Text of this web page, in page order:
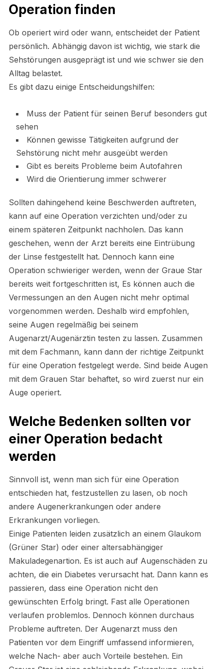
Operation finden
Ob operiert wird oder wann, entscheidet der Patient
persönlich. Abhängig davon ist wichtig, wie stark die
Sehstörungen ausgeprägt ist und wie schwer sie den
Alltag belastet.
Es gibt dazu einige Entscheidungshilfen:
Muss der Patient für seinen Beruf besonders gut
sehen
Können gewisse Tätigkeiten aufgrund der
Sehstörung nicht mehr ausgeübt werden
Gibt es bereits Probleme beim Autofahren
Wird die Orientierung immer schwerer
Sollten dahingehend keine Beschwerden auftreten,
kann auf eine Operation verzichten und/oder zu
einem späteren Zeitpunkt nachholen. Das kann
geschehen, wenn der Arzt bereits eine Eintrübung
der Linse festgestellt hat. Dennoch kann eine
Operation schwieriger werden, wenn der Graue Star
bereits weit fortgeschritten ist, Es können auch die
Vermessungen an den Augen nicht mehr optimal
vorgenommen werden. Deshalb wird empfohlen,
seine Augen regelmäßig bei seinem
Augenarzt/Augenärztin testen zu lassen. Zusammen
mit dem Fachmann, kann dann der richtige Zeitpunkt
für eine Operation festgelegt werde. Sind beide Augen
mit dem Grauen Star behaftet, so wird zuerst nur ein
Auge operiert.
Welche Bedenken sollten vor
einer Operation bedacht
werden
Sinnvoll ist, wenn man sich für eine Operation
entschieden hat, festzustellen zu lasen, ob noch
andere Augenerkrankungen oder andere
Erkrankungen vorliegen.
Einige Patienten leiden zusätzlich an einem Glaukom
(Grüner Star) oder einer altersabhängiger
Makuladegenartion. Es ist auch auf Augenschäden zu
achten, die ein Diabetes verursacht hat. Dann kann es
passieren, dass eine Operation nicht den
gewünschten Erfolg bringt. Fast alle Operationen
verlaufen problemlos. Dennoch können durchaus
Probleme auftreten. Der Augenarzt muss den
Patienten vor dem Eingriff umfassend informieren,
welche Nach- aber auch Vorteile bestehen. Ein